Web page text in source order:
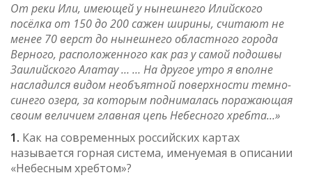
От реки Или, имеющей у нынешнего Илийского
посёлка от 150 до 200 сажен ширины, считают не
менее 70 верст до нынешнего областного города
Верного, расположенного как раз у самой подошвы
Заилийского Алатау … … На другое утро я вполне
насладился видом необъятной поверхности темно-
синего озера, за которым поднималась поражающая
своим величием главная цепь Небесного хребта…»
1. Как на современных российских картах
называется горная система, именуемая в описании
«Небесным хребтом»?